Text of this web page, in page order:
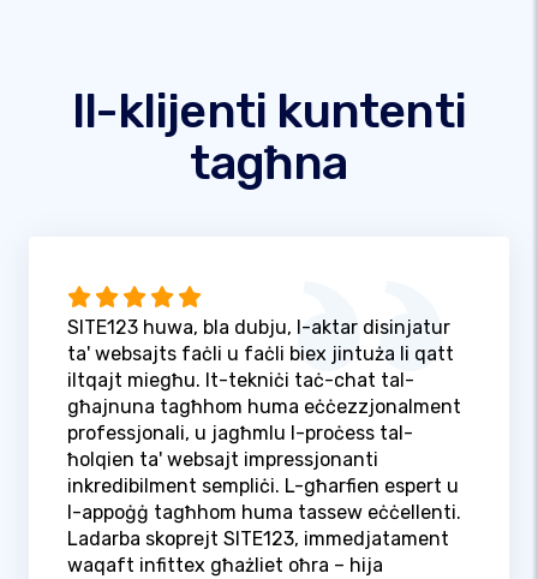
Il-klijenti kuntenti
tagħna
SITE123 huwa, bla dubju, l-aktar disinjatur
ta' websajts faċli u faċli biex jintuża li qatt
iltqajt miegħu. It-tekniċi taċ-chat tal-
għajnuna tagħhom huma eċċezzjonalment
professjonali, u jagħmlu l-proċess tal-
ħolqien ta' websajt impressjonanti
inkredibilment sempliċi. L-għarfien espert u
l-appoġġ tagħhom huma tassew eċċellenti.
Ladarba skoprejt SITE123, immedjatament
waqaft infittex għażliet oħra – hija